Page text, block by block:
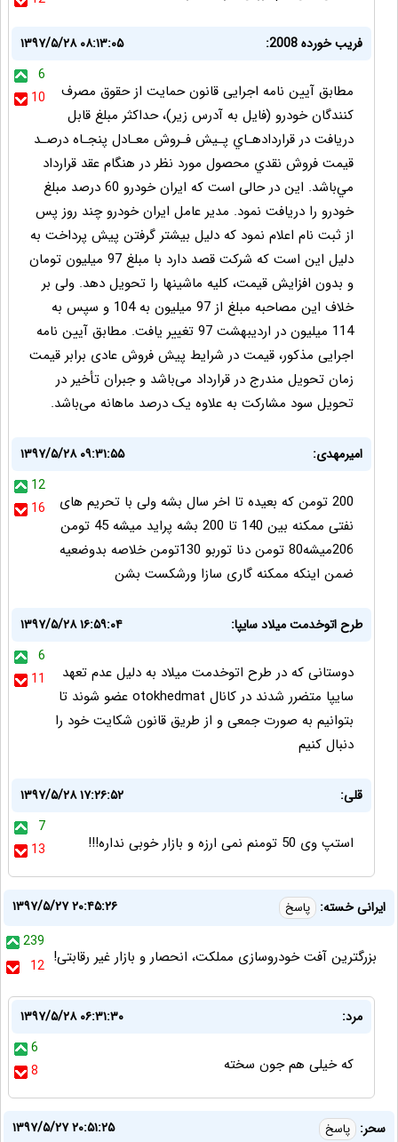
فریب خورده 2008:
۱۳۹۷/۵/۲۸ ۰۸:۱۳:۰۵
6
10
مطابق آیین نامه اجرایی قانون حمایت از حقوق مصرف
کنندگان خودرو (فایل به آدرس زیر)، حداکثر مبلغ قابل
دريافت در قراردادهـاي پـيش فـروش معـادل پنجـاه درصـد
قيمت فروش نقدي محصول مورد نظر در هنگام عقد قرارداد
مي‌باشد. این در حالی است که ایران خودرو 60 درصد مبلغ
خودرو را دریافت نمود. مدیر عامل ایران خودرو چند روز پس
از ثبت نام اعلام نمود که دلیل بیشتر گرفتن پیش پرداخت به
دلیل این است که شرکت قصد دارد با مبلغ 97 میلیون تومان
و بدون افزایش قیمت، کلیه ماشینها را تحویل دهد. ولی بر
خلاف این مصاحبه مبلغ از 97 میلیون به 104 و سپس به
114 میلیون در اردیبهشت 97 تغییر یافت. مطابق آیین نامه
اجرایی مذکور، قیمت در شرایط پیش فروش عادی برابر قيمت
زمان تحويل مندرج در قرارداد می‌باشد و جبران تأخير در
تحويل سود مشاركت به علاوه يک درصد ماهانه می‌باشد.
امیرمهدی:
۱۳۹۷/۵/۲۸ ۰۹:۳۱:۵۵
12
16
200 تومن که بعیده تا اخر سال بشه ولی با تحریم های
نفتی ممکنه بین 140 تا 200 بشه پراید میشه 45 تومن
206میشه80 تومن دنا توربو 130تومن خلاصه بدوضعیه
ضمن اینکه ممکنه گاری سازا ورشکست بشن
طرح اتوخدمت میلاد سایپا:
۱۳۹۷/۵/۲۸ ۱۶:۵۹:۰۴
6
11
دوستانی که در طرح اتوخدمت میلاد به دلیل عدم تعهد
سایپا متضرر شدند در کانال otokhedmat عضو شوند تا
بتوانیم به صورت جمعی و از طریق قانون شکایت خود را
دنبال کنیم
قلی:
۱۳۹۷/۵/۲۸ ۱۷:۲۶:۵۲
7
13
استپ وی 50 تومنم نمی ارزه و بازار خوبی نداره!!!
ایرانی خسته: پاسخ
۱۳۹۷/۵/۲۷ ۲۰:۴۵:۲۶
239
12 بزرگترین آفت خودروسازی مملکت، انحصار و بازار غیر رقابتی!
مرد:
۱۳۹۷/۵/۲۸ ۰۶:۳۱:۳۰
6
8
که خیلی هم جون سخته
سحر: پاسخ
۱۳۹۷/۵/۲۷ ۲۰:۵۱:۲۵